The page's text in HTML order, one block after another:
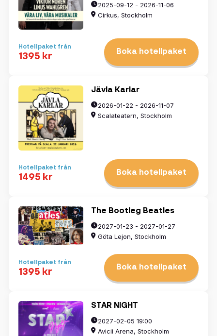
2025-09-12 - 2026-11-06
Cirkus, Stockholm
Hotellpaket från
1395 kr Boka hotellpaket
Jävla Karlar
2026-01-22 - 2026-11-07
Scalateatern, Stockholm
Hotellpaket från
1495 kr Boka hotellpaket
The Bootleg Beatles
2027-01-23 - 2027-01-27
Göta Lejon, Stockholm
Hotellpaket från
1395 kr Boka hotellpaket
STAR NIGHT
2027-02-05 19:00
Avicii Arena, Stockholm